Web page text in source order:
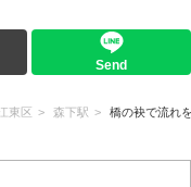
Send
東区 森下駅 橋の袂で流れ